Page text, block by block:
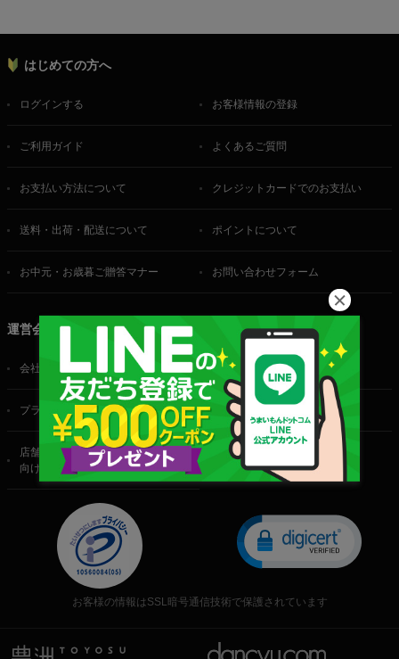
はじめての方へ
ログインする お客様情報の登録
ご利用ガイド よくあるご質問
お支払い方法について クレジットカードでのお支払い
送料・出荷・配送について ポイントについて
お中元・お歳暮ご贈答マナー お問い合わせフォーム
運営会社
会社概要 ご利用規約
プライバシーポリシー 特定商取引法に基づく表記
店舗・法人・生産者様
向けのお問い合わせ
お客様の情報はSSL暗号通信技術で保護されています